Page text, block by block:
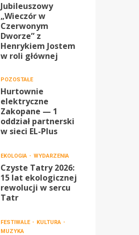
Jubileuszowy
„Wieczór w
Czerwonym
Dworze” z
Henrykiem Jostem
w roli głównej
POZOSTAŁE
Hurtownie
elektryczne
Zakopane — 1
oddział partnerski
w sieci EL-Plus
EKOLOGIA WYDARZENIA
Czyste Tatry 2026:
15 lat ekologicznej
rewolucji w sercu
Tatr
FESTIWALE
KULTURA
MUZYKA